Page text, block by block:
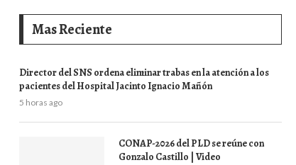
Mas Reciente
Director del SNS ordena eliminar trabas en la atención a los
pacientes del Hospital Jacinto Ignacio Mañón
5 horas ago
CONAP-2026 del PLD se reúne con
Gonzalo Castillo | Video